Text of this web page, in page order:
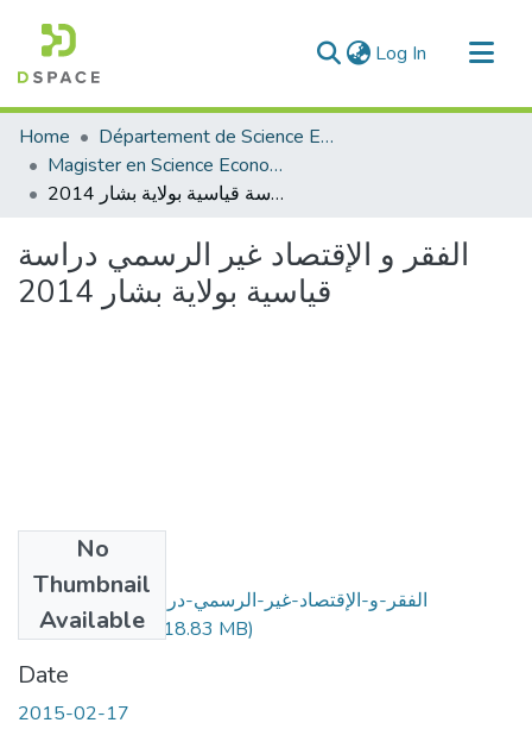
Log In (current)
Communities & Collections
All of DSpace
Statistics
Home
Département de Science Economique
Magister en Science Economique
الفقر و الإقتصاد غير الرسمي دراسة قياسية بولاية بشار 2014
الفقر و الإقتصاد غير الرسمي دراسة
قياسية بولاية بشار 2014
No
Thumbnail
Available
الفقر-و-الإقتصاد-غير-الرسمي-دراسة-قياسية-بولاية-
بشار-2014.PDF
(18.83 MB)
Date
2015-02-17